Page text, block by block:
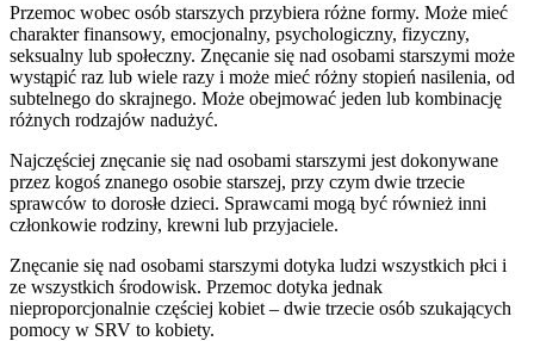
Przemoc wobec osób starszych przybiera różne formy. Może mieć
charakter finansowy, emocjonalny, psychologiczny, fizyczny,
seksualny lub społeczny. Znęcanie się nad osobami starszymi może
wystąpić raz lub wiele razy i może mieć różny stopień nasilenia, od
subtelnego do skrajnego. Może obejmować jeden lub kombinację
różnych rodzajów nadużyć.
Najczęściej znęcanie się nad osobami starszymi jest dokonywane
przez kogoś znanego osobie starszej, przy czym dwie trzecie
sprawców to dorosłe dzieci. Sprawcami mogą być również inni
członkowie rodziny, krewni lub przyjaciele.
Znęcanie się nad osobami starszymi dotyka ludzi wszystkich płci i
ze wszystkich środowisk. Przemoc dotyka jednak
nieproporcjonalnie częściej kobiet – dwie trzecie osób szukających
pomocy w SRV to kobiety.